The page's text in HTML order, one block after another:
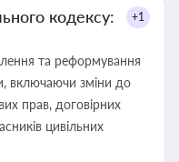
кодексу:
+1
та реформування
включаючи зміни до
прав, договірних
цивільних